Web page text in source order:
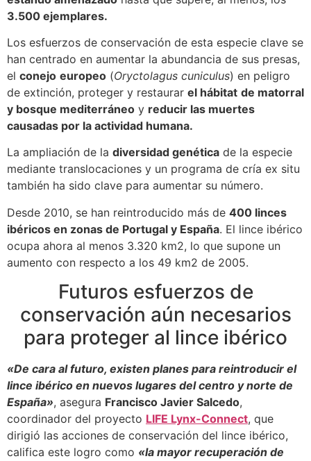
3.500 ejemplares.
Los esfuerzos de conservación de esta especie clave se
han centrado en aumentar la abundancia de sus presas,
el conejo europeo (Oryctolagus cuniculus) en peligro
de extinción, proteger y restaurar el hábitat de matorral
y bosque mediterráneo y reducir las muertes
causadas por la actividad humana.
La ampliación de la diversidad genética de la especie
mediante translocaciones y un programa de cría ex situ
también ha sido clave para aumentar su número.
Desde 2010, se han reintroducido más de 400 linces
ibéricos en zonas de Portugal y España. El lince ibérico
ocupa ahora al menos 3.320 km2, lo que supone un
aumento con respecto a los 49 km2 de 2005.
Futuros esfuerzos de
conservación aún necesarios
para proteger al lince ibérico
«De cara al futuro, existen planes para reintroducir el
lince ibérico en nuevos lugares del centro y norte de
España», asegura Francisco Javier Salcedo,
coordinador del proyecto LIFE Lynx-Connect, que
dirigió las acciones de conservación del lince ibérico,
califica este logro como «la mayor recuperación de